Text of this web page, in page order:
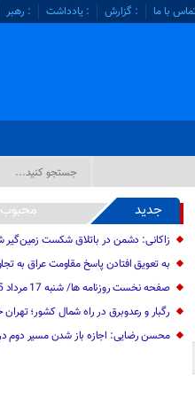
با ما : گزارش : یادداشت : رهبر
جدید محبوب
زاکانی: دشمن در باتلاق شکست
به تعویق افتادن پاسخ مقاومت عراق به
صفحه نخست روزنامه ها/ شنبه 17 مرداد 1405
رگبار و رعدوبرق در راه شمال کشور؛
محسن رضایی: اجازه باز شدن مسیر دوم در